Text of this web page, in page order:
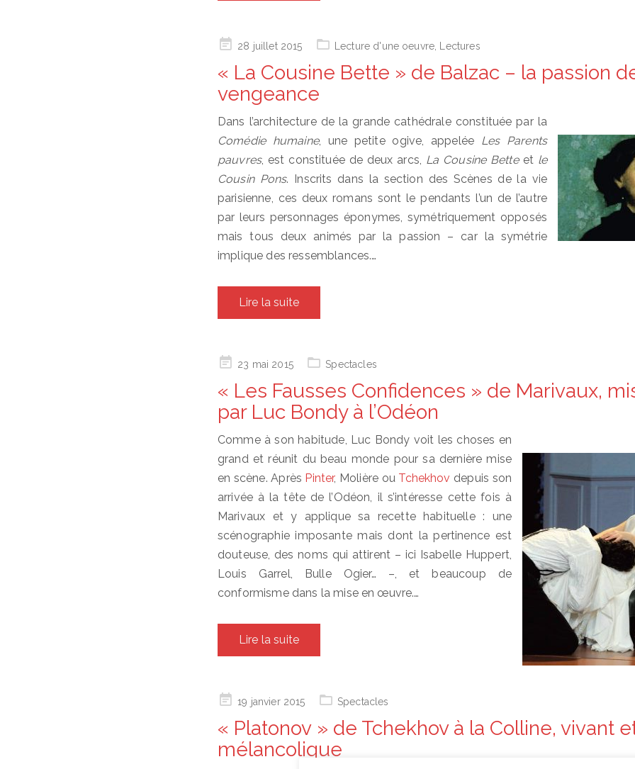
Posted28 juillet 2015 Lecture d'une oeuvre Lectures
« La Cousine Bette » de Balzac – la passion
vengeance
Dans l’architecture de la grande cathédrale constituée par la
Comédie humaine, une petite ogive, appelée Les Parents
pauvres, est constituée de deux arcs, La Cousine Bette et le
Cousin Pons. Inscrits dans la section des Scènes de la vie
parisienne, ces deux romans sont le pendants l’un de l’autre
par leurs personnages éponymes, symétriquement opposés
mais tous deux animés par la passion – car la symétrie
implique des ressemblances.…
Lire la suite
Posted23 mai 2015 Spectacles
« Les Fausses Confidences » de Marivaux,
par Luc Bondy à l’Odéon
Comme à son habitude, Luc Bondy voit les choses en
grand et réunit du beau monde pour sa dernière mise
en scène. Après Pinter, Molière ou Tchekhov depuis son
arrivée à la tête de l’Odéon, il s’intéresse cette fois à
Marivaux et y applique sa recette habituelle : une
scénographie imposante mais dont la pertinence est
douteuse, des noms qui attirent – ici Isabelle Huppert,
Louis Garrel, Bulle Ogier… –, et beaucoup de
conformisme dans la mise en œuvre.…
Lire la suite
Posted19 janvier 2015 Spectacles
« Platonov » de Tchekhov à la Colline, vivant
mélancolique